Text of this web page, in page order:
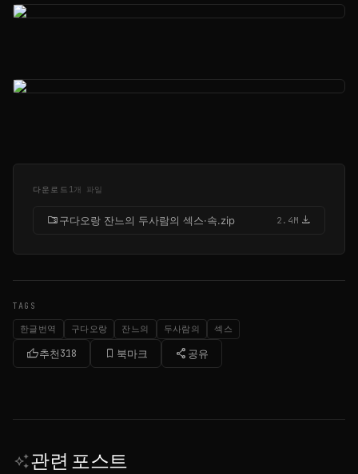
다운로드 1개 파일
folder_zip구다오랑 잔느의 두사람의 섹스·속.zip 2.4M download
TAGS
한글번역 구다오랑 잔느의 두사람의 섹스
thumb_up추천318 bookmark_border 북마크 share 공유
auto_awesome관련 포스트